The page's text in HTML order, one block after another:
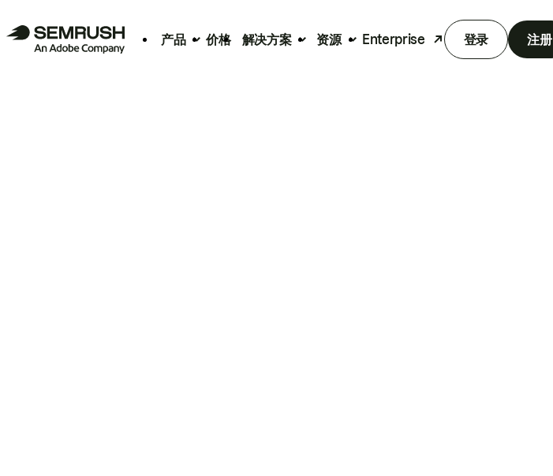
产品 价格 解决方案 资源 Enterprise 登录 注册